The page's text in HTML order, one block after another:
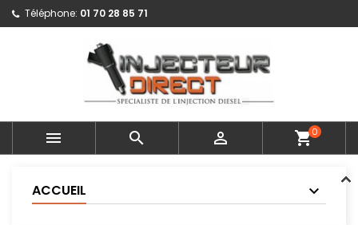
Téléphone: 01 70 28 85 71
   shopping_cart0
ACCUEIL